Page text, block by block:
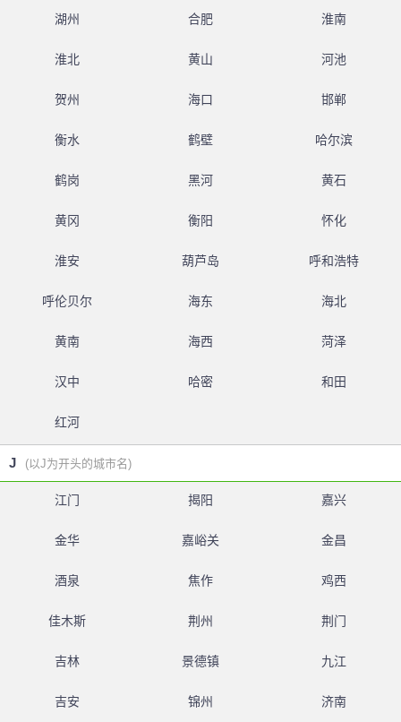
湖州 合肥 淮南
淮北 黄山 河池
贺州 海口 邯郸
衡水 鹤壁 哈尔滨
鹤岗 黑河 黄石
黄冈 衡阳 怀化
淮安 葫芦岛 呼和浩特
呼伦贝尔 海东 海北
黄南 海西 菏泽
汉中 哈密 和田
红河
J (以J为开头的城市名)
江门 揭阳 嘉兴
金华 嘉峪关 金昌
酒泉 焦作 鸡西
佳木斯 荆州 荆门
吉林 景德镇 九江
吉安 锦州 济南